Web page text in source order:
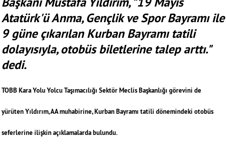
Atatürk'ü Anma, Gençlik ve Spor Bayramı ile
9 güne çıkarılan Kurban Bayramı tatili
dolayısıyla, otobüs biletlerine talep arttı."
dedi.
TOBB Kara Yolu Yolcu Taşımacılığı Sektör Meclis Başkanlığı görevini de
yürüten Yıldırım, AA muhabirine, Kurban Bayramı tatili dönemindeki otobüs
seferlerine ilişkin açıklamalarda bulundu.